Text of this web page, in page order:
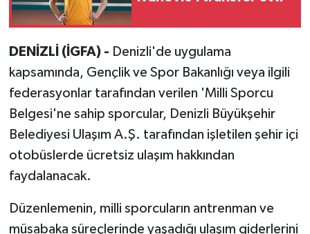
DENİZLİ (İGFA) - Denizli'de uygulama
kapsamında, Gençlik ve Spor Bakanlığı veya ilgili
federasyonlar tarafından verilen 'Milli Sporcu
Belgesi'ne sahip sporcular, Denizli Büyükşehir
Belediyesi Ulaşım A.Ş. tarafından işletilen şehir içi
otobüslerde ücretsiz ulaşım hakkından
faydalanacak.
Düzenlemenin, milli sporcuların antrenman ve
müsabaka süreçlerinde yaşadığı ulaşım giderlerini